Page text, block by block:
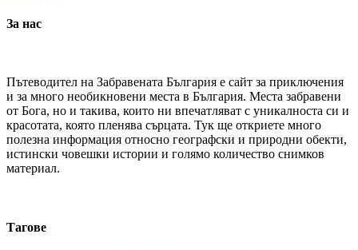
За нас
Пътеводител на Забравената България е сайт за приключения
и за много необикновени места в България. Места забравени
от Бога, но и такива, които ни впечатляват с уникалноста си и
красотата, която пленява сърцата. Тук ще откриете много
полезна информация относно географски и природни обекти,
истински човешки истории и голямо количество снимков
материал.
Тагове